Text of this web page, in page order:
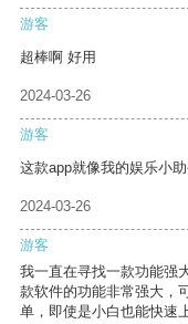
游客
超棒啊 好用
2024-03-26
游客
这款app就像我的娱乐小
2024-03-26
游客
我一直在寻找一款功能强
款软件的功能非常强大，
单，即使是小白也能快速